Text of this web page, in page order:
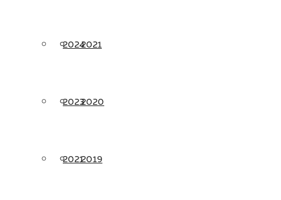
2021
2020
2019
2024
2023
2021